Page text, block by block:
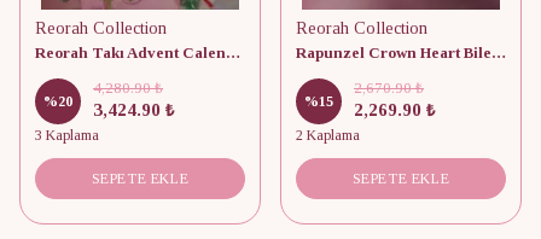
Reorah Collection
Reorah Takı Advent Calendar 12 Adet
%20
4,280.90 ₺
3,424.90 ₺
3 Kaplama
SEPETE EKLE
Reorah Collection
Rapunzel Crown Heart Bileklik 925 Gümüş
%15
2,670.90 ₺
2,269.90 ₺
2 Kaplama
SEPETE EKLE